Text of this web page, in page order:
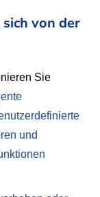
von der
Sie
und